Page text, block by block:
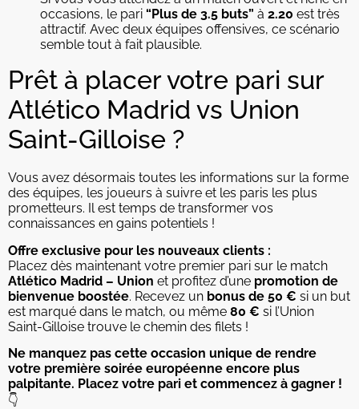
occasions, le pari “Plus de 3.5 buts” à 2.20 est très
attractif. Avec deux équipes offensives, ce scénario
semble tout à fait plausible.
Prêt à placer votre pari sur
Atlético Madrid vs Union
Saint-Gilloise ?
Vous avez désormais toutes les informations sur la forme
des équipes, les joueurs à suivre et les paris les plus
prometteurs. Il est temps de transformer vos
connaissances en gains potentiels !
Offre exclusive pour les nouveaux clients :
Placez dès maintenant votre premier pari sur le match
Atlético Madrid – Union et profitez d’une promotion de
bienvenue boostée. Recevez un bonus de 50 € si un but
est marqué dans le match, ou même 80 € si l’Union
Saint-Gilloise trouve le chemin des filets !
Ne manquez pas cette occasion unique de rendre
votre première soirée européenne encore plus
palpitante. Placez votre pari et commencez à gagner !
👇